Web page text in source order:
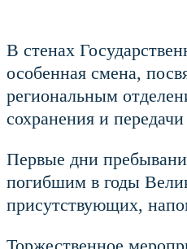
В стенах
особенная смена,
региональным
сохранения и
Первые дни
погибшим в годы
присутствующих,